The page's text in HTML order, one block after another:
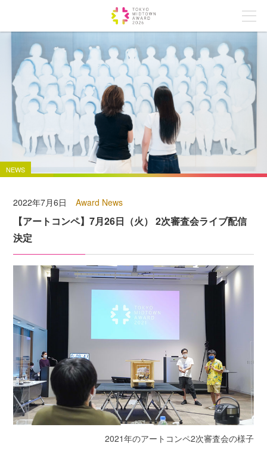
NEWS
2022年7月6日 Award News
【アートコンペ】7月26日（火） 2次審査会ライブ配信
決定
2021年のアートコンペ2次審査会の様子